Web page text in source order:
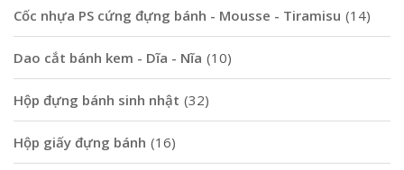
Cốc nhựa PS cứng đựng bánh - Mousse - Tiramisu (14)
Dao cắt bánh kem - Dĩa - Nĩa (10)
Hộp đựng bánh sinh nhật (32)
Hộp giấy đựng bánh (16)